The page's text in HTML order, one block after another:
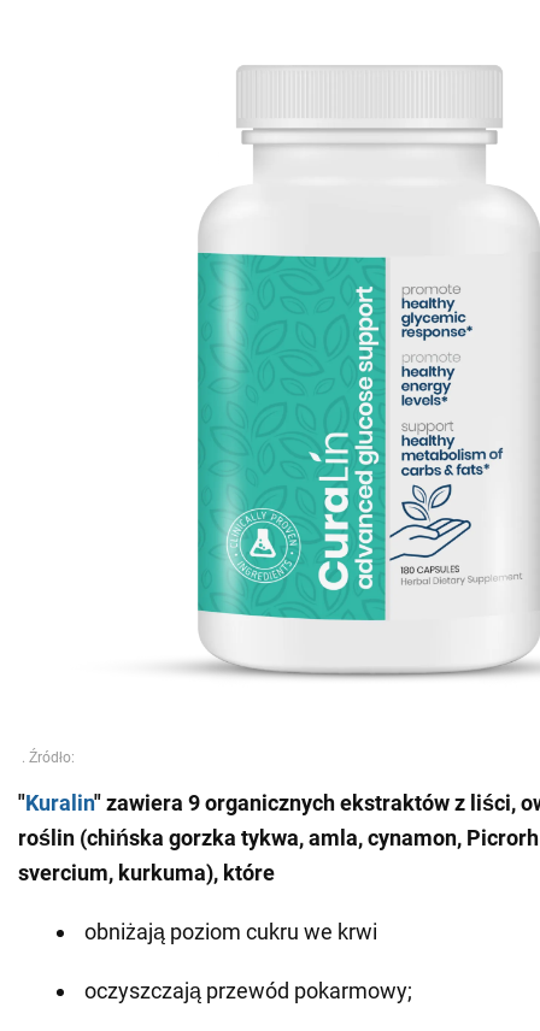
"Kuralin" zawiera 9 organicznych ekstraktów z liści,
roślin (chińska gorzka tykwa, amla, cynamon,
svercium, kurkuma), które
obniżają poziom cukru we krwi
oczyszczają przewód pokarmowy;